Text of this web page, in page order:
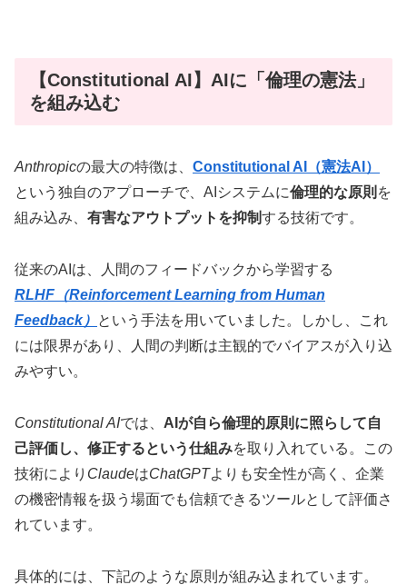
【Constitutional AI】AIに「倫理の憲法」
を組み込む
Anthropicの最大の特徴は、 Constitutional AI（憲法AI）
という独自のアプローチで、AIシステムに倫理的な原則 を
組み込み、 有害なアウトプットを抑制する技術です。
従来のAIは、人間のフィードバックから学習する
RLHF（Reinforcement Learning from Human
Feedback） という手法を用いていました。しかし、これ
には限界があり、人間の判断は主観的でバイアスが入り込
みやすい。
Constitutional AIでは、 AIが自ら倫理的原則に照らして自
己評価し、修正するという仕組みを取り入れている。この
技術により ClaudeはChatGPTよりも安全性が高く、企業
の機密情報を扱う場面でも信頼できるツールとして評価さ
れています。
具体的には、下記のような原則が組み込まれています。